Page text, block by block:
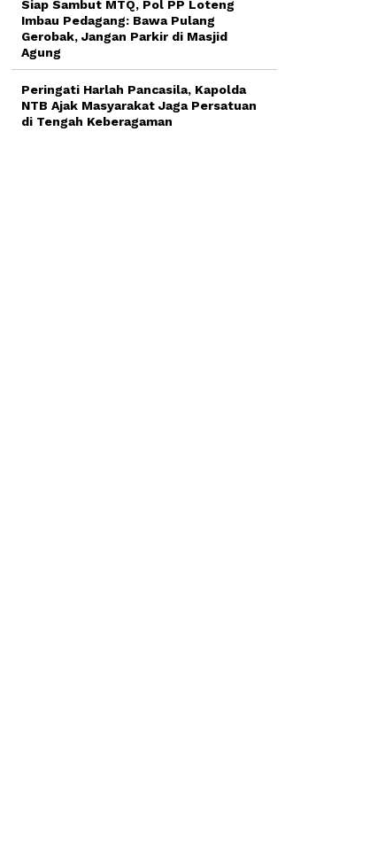
Siap Sambut MTQ, Pol PP Loteng
Imbau Pedagang: Bawa Pulang
Gerobak, Jangan Parkir di Masjid
Agung
Peringati Harlah Pancasila, Kapolda
NTB Ajak Masyarakat Jaga Persatuan
di Tengah Keberagaman